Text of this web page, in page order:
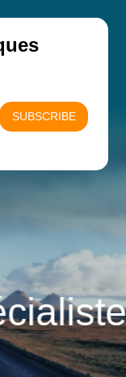
SUBSCRIBE